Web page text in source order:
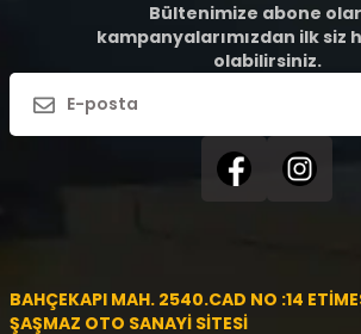
Bültenimize abone
kampanyalarımızdan ilk siz
olabilirsiniz.
BAHÇEKAPI MAH. 2540.CAD NO :14
ŞAŞMAZ OTO SANAYİ SİTESİ